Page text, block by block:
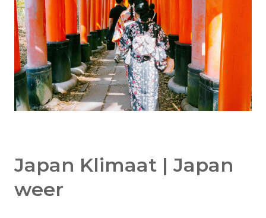
Japan Klimaat | Japan
weer